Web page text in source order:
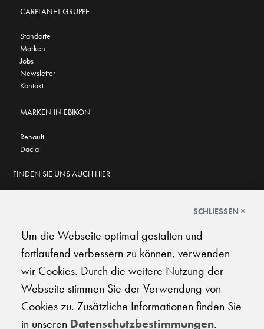
CARPLANET GRUPPE
Standorte
Marken
Jobs
Newsletter
Kontakt
MARKEN IN EBIKON
Renault
Dacia
FINDEN SIE UNS AUCH HIER
4.7 ★★★★★
★★★★★
SCHLIESSEN ×
Um die Webseite optimal gestalten und
fortlaufend verbessern zu können, verwenden
wir Cookies. Durch die weitere Nutzung der
Webseite stimmen Sie der Verwendung von
Cookies zu. Zusätzliche Informationen finden Sie
in unseren Datenschutzbestimmungen.